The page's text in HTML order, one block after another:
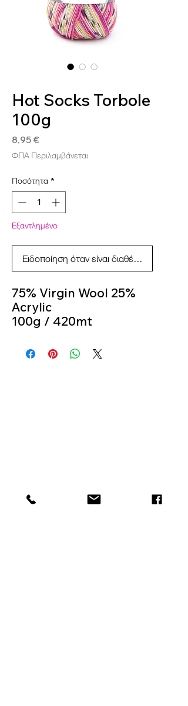
Hot Socks Torbole
100g
8,95 €
ΦΠΑ Περιλαμβάνεται
Ποσότητα *
Εξαντλημένο
Ειδοποίηση όταν είναι διαθέσιμο
75% Virgin Wool 25%
Acrylic
100g / 420mt
3m
Colour 4